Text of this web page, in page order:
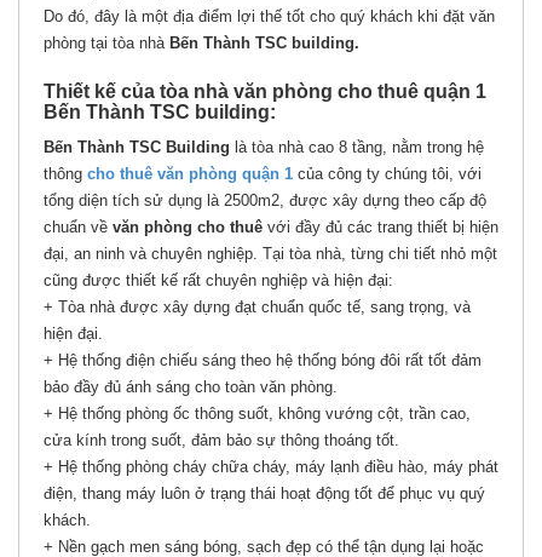
Do đó, đây là một địa điểm lợi thế tốt cho quý khách khi đặt văn
phòng tại tòa nhà Bến Thành TSC building.
Thiết kế của tòa nhà văn phòng cho thuê quận 1
Bến Thành TSC building:
Bến Thành TSC Building là tòa nhà cao 8 tầng, nằm trong hệ
thông cho thuê văn phòng quận 1 của công ty chúng tôi, với
tổng diện tích sử dụng là 2500m2, được xây dựng theo cấp độ
chuẩn về văn phòng cho thuê với đầy đủ các trang thiết bị hiện
đại, an ninh và chuyên nghiệp. Tại tòa nhà, từng chi tiết nhỏ một
cũng được thiết kế rất chuyên nghiệp và hiện đại:
+ Tòa nhà được xây dựng đạt chuẩn quốc tế, sang trọng, và
hiện đại.
+ Hệ thống điện chiếu sáng theo hệ thống bóng đôi rất tốt đảm
bảo đầy đủ ánh sáng cho toàn văn phòng.
+ Hệ thống phòng ốc thông suốt, không vướng cột, trần cao,
cửa kính trong suốt, đảm bảo sự thông thoáng tốt.
+ Hệ thống phòng cháy chữa cháy, máy lạnh điều hào, máy phát
điện, thang máy luôn ở trạng thái hoạt động tốt để phục vụ quý
khách.
+ Nền gạch men sáng bóng, sạch đẹp có thể tận dụng lại hoặc